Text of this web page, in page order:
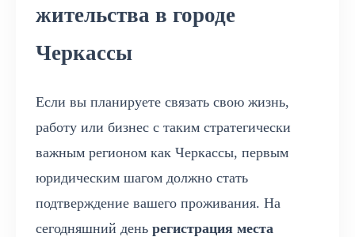
жительства в городе
Черкассы
Если вы планируете связать свою жизнь,
работу или бизнес с таким стратегически
важным регионом как Черкассы, первым
юридическим шагом должно стать
подтверждение вашего проживания. На
сегодняшний день регистрация места